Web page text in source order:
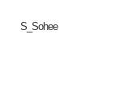
S_Sohee